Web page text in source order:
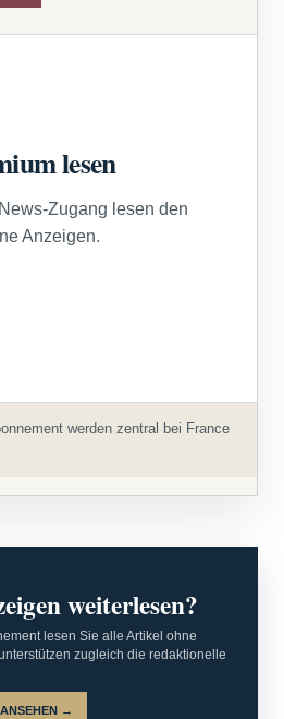
lesen
Zugang lesen den
Anzeigen.
werden zentral bei France
weiterlesen?
lesen Sie alle Artikel ohne
zugleich die redaktionelle
→